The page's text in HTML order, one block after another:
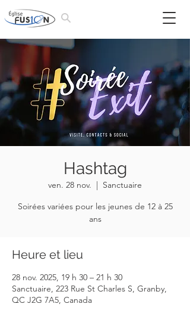
Hashtag
ven. 28 nov.
  |
Sanctuaire
Soirées variées pour les jeunes de 12 à 25
ans
Heure et lieu
28 nov. 2025, 19 h 30 – 21 h 30
Sanctuaire, 223 Rue St Charles S, Granby,
QC J2G 7A5, Canada